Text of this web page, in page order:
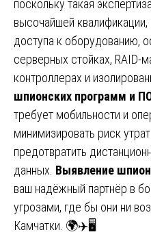
поскольку такая
высочайшей
доступа к оборудованию,
серверных стойках, RAID-
контроллерах и
шпионских программ и
требует мобильности и
минимизировать риск
предотвратить
данных. Выявление
ваш надёжный партнёр в
угрозами, где бы они ни
Камчатки. 🌍✈️🖥️